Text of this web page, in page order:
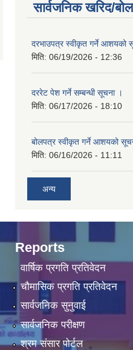
सार्वजनिक खरिद/
दरभाउपत्र स्वीकृत गर्ने आशयको
मिति: 06/19/2026 - 12:36
दररेट पेश गर्ने सम्बन्धी सूचना ।
मिति: 06/17/2026 - 18:10
बोलपत्र स्वीकृत गर्ने आशयको
मिति: 06/16/2026 - 11:11
अन्य
Reports
वार्षिक प्रगति प्रतिवेदन
चौमासिक प्रगति प्रतिवेदन
सार्वजनिक सुनुवाई
सार्वजनिक परीक्षण
श्रम संसार पोर्टल